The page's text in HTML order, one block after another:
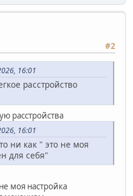
#2
16:01
расстройство
расстройства
16:01
ни как " это не моя
для себя"
моя настройка